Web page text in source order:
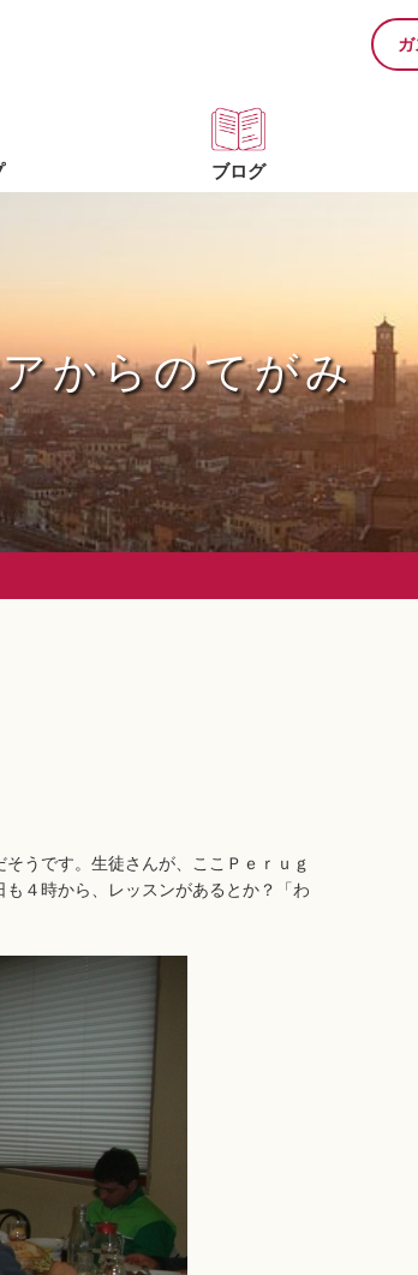
ブログ
からのてがみ
うです。生徒さんが、ここＰｅｒｕｇ
４時から、レッスンがあるとか？「わ